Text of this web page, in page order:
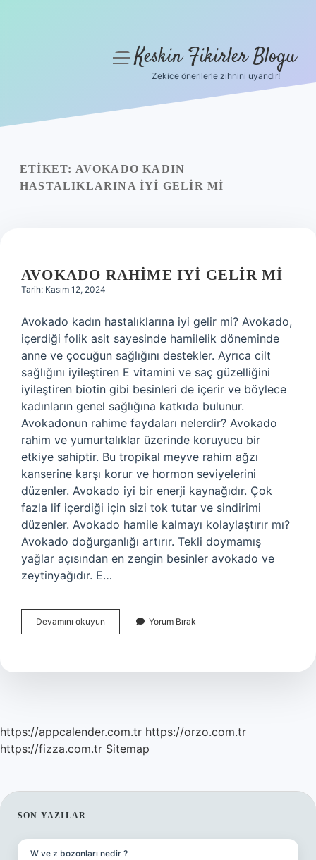
Yasal Uyarı
menüyüKeskin Fikirler Blogu
Zekice önerilerle zihnini uyandır!
ETIKET: AVOKADO KADIN
HASTALIKLARINA IYI GELIR MI
AVOKADO RAHIME IYI GELIR MI
Tarih: Kasım 12, 2024
Avokado kadın hastalıklarına iyi gelir mi? Avokado,
içerdiği folik asit sayesinde hamilelik döneminde
anne ve çocuğun sağlığını destekler. Ayrıca cilt
sağlığını iyileştiren E vitamini ve saç güzelliğini
iyileştiren biotin gibi besinleri de içerir ve böylece
kadınların genel sağlığına katkıda bulunur.
Avokadonun rahime faydaları nelerdir? Avokado
rahim ve yumurtalıklar üzerinde koruyucu bir
etkiye sahiptir. Bu tropikal meyve rahim ağzı
kanserine karşı korur ve hormon seviyelerini
düzenler. Avokado iyi bir enerji kaynağıdır. Çok
fazla lif içerdiği için sizi tok tutar ve sindirimi
düzenler. Avokado hamile kalmayı kolaylaştırır mı?
Avokado doğurganlığı artırır. Tekli doymamış
yağlar açısından en zengin besinler avokado ve
zeytinyağıdır. E…
Devamını okuyun Avokado
Rahime
Mi
Yorum Bırak
https://appcalender.com.tr https://orzo.com.tr
https://fizza.com.tr Sitemap
SIDEBAR
SON YAZILAR
W ve z bozonları nedir ?